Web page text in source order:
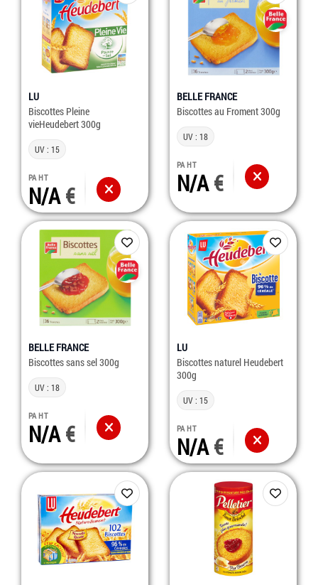
LU
Biscottes Pleine
vieHeudebert 300g
UV : 15
PA HT
N/A
BELLE FRANCE
Biscottes au Froment 300g
UV : 18
PA HT
N/A
BELLE FRANCE
Biscottes sans sel 300g
UV : 18
PA HT
N/A
LU
Biscottes naturel Heudebert
300g
UV : 15
PA HT
N/A